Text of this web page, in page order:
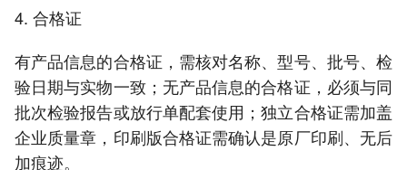
4. 合格证
有产品信息的合格证，需核对名称、型号、批号、检
验日期与实物一致；无产品信息的合格证，必须与同
批次检验报告或放行单配套使用；独立合格证需加盖
企业质量章，印刷版合格证需确认是原厂印刷、无后
加痕迹。